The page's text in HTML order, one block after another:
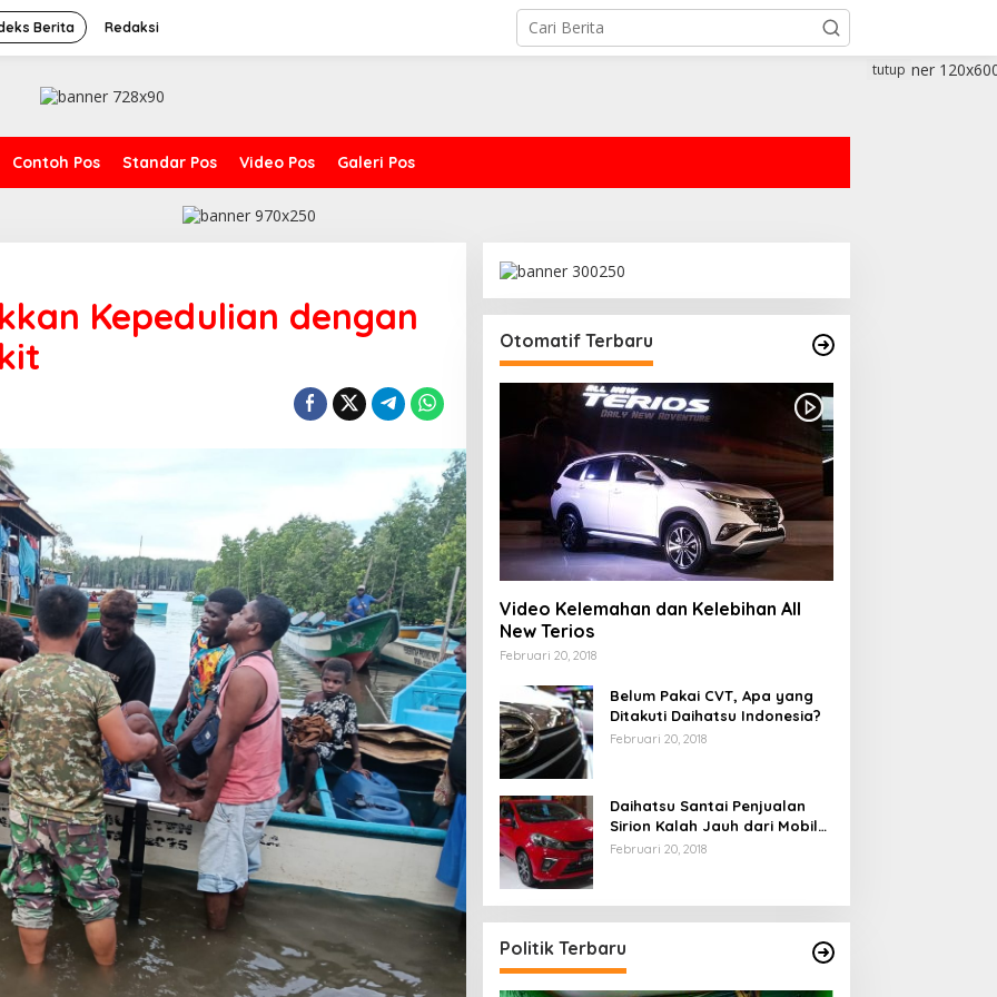
Berita Redaksi
Contoh Pos Standar Pos Video Pos Galeri Pos
tutup
Kepedulian dengan
Otomatif Terbaru
Video Kelemahan dan Kelebihan All
New Terios
Februari 20, 2018
Belum Pakai CVT, Apa yang
Ditakuti Daihatsu Indonesia?
Februari 20, 2018
Daihatsu Santai Penjualan
Sirion Kalah Jauh dari Mobil
LCGC
Februari 20, 2018
Politik Terbaru